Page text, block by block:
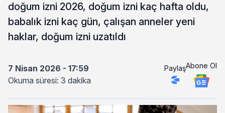
doğum izni 2026, doğum izni kaç hafta oldu,
babalık izni kaç gün, çalışan anneler yeni
haklar, doğum izni uzatıldı
7 Nisan 2026 - 17:59
Okuma süresi: 3 dakika
PaylaşAbone Ol